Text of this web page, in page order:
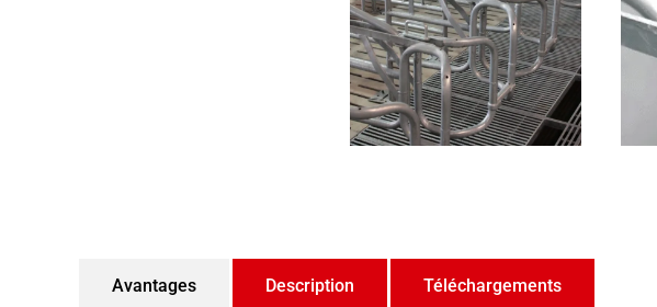
Avantages Description Téléchargements